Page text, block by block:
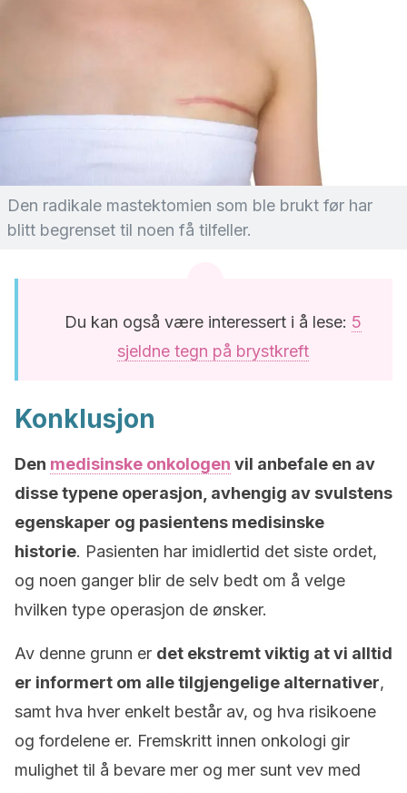
Den radikale mastektomien som ble brukt før har
blitt begrenset til noen få tilfeller.
Du kan også være interessert i å lese: 5
sjeldne tegn på brystkreft
Konklusjon
Den medisinske onkologen vil anbefale en av
disse typene operasjon, avhengig av svulstens
egenskaper og pasientens medisinske
historie. Pasienten har imidlertid det siste ordet,
og noen ganger blir de selv bedt om å velge
hvilken type operasjon de ønsker.
Av denne grunn er det ekstremt viktig at vi alltid
er informert om alle tilgjengelige alternativer,
samt hva hver enkelt består av, og hva risikoene
og fordelene er. Fremskritt innen onkologi gir
mulighet til å bevare mer og mer sunt vev med